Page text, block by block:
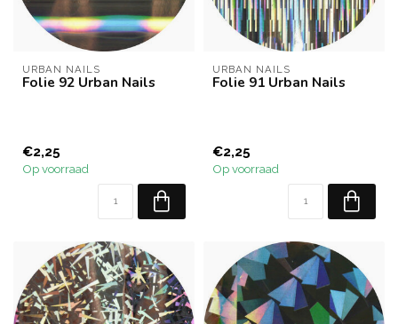
URBAN NAILS
Folie 92 Urban Nails
€2,25
Op voorraad
URBAN NAILS
Folie 91 Urban Nails
€2,25
Op voorraad